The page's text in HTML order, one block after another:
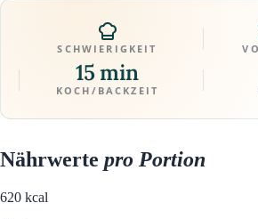
SCHWIERIGKEIT
15 min
KOCH/BACKZEIT
Nährwerte pro Portion
620 kcal